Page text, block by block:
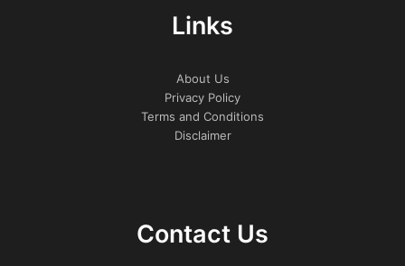
plateforme permet aux compagnies aériennes de
nouveaux standards de satisfaction client.
Perspectives pour l’avenir :
Au-delà des innovations technologiques, c’est l’aspect
Links
About Us
Privacy Policy
Terms and Conditions
Disclaimer
Contact Us